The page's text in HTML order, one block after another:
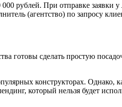
рублей. При отправке заявки у
(агентство) по запросу
готовы сделать простую
конструкторах. Однако,
который нельзя будет